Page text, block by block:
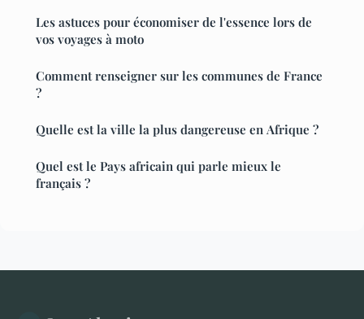
Les astuces pour économiser de l'essence lors de
vos voyages à moto
Comment renseigner sur les communes de France
?
Quelle est la ville la plus dangereuse en Afrique ?
Quel est le Pays africain qui parle mieux le
français ?